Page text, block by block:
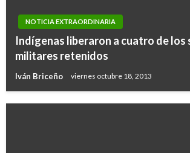
NOTICIA EXTRAORDINARIA
Indígenas liberaron a cuatro de los
militares retenidos
Iván Briceño viernes octubre 18, 2013